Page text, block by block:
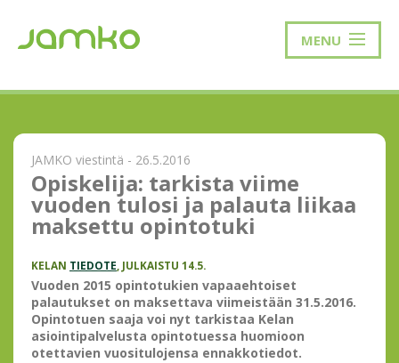
MENU
JAMKO viestintä - 26.5.2016
Opiskelija: tarkista viime
vuoden tulosi ja palauta liikaa
maksettu opintotuki
KELAN TIEDOTE , JULKAISTU 14.5.
Vuoden 2015 opintotukien vapaaehtoiset
palautukset on maksettava viimeistään 31.5.2016.
Opintotuen saaja voi nyt tarkistaa Kelan
asiointipalvelusta opintotuessa huomioon
otettavien vuositulojensa ennakkotiedot.